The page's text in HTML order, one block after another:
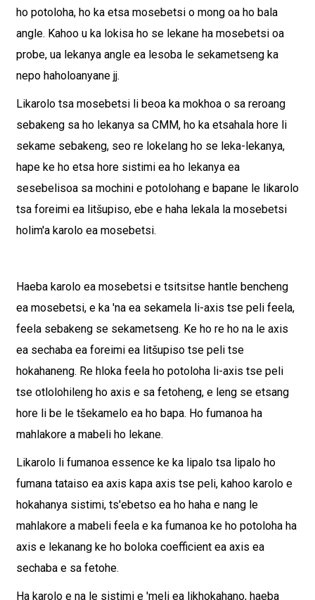
ho potoloha, ho ka etsa mosebetsi o mong oa ho bala
angle. Kahoo u ka lokisa ho se lekane ha mosebetsi oa
probe, ua lekanya angle ea lesoba le sekametseng ka
nepo haholoanyane jj.
Likarolo tsa mosebetsi li beoa ka mokhoa o sa reroang
sebakeng sa ho lekanya sa CMM, ho ka etsahala hore li
sekame sebakeng, seo re lokelang ho se leka-lekanya,
hape ke ho etsa hore sistimi ea ho lekanya ea
sesebelisoa sa mochini e potolohang e bapane le likarolo
tsa foreimi ea litšupiso, ebe e haha ​​​​lekala la mosebetsi
holim'a karolo ea mosebetsi.
Haeba karolo ea mosebetsi e tsitsitse hantle bencheng
ea mosebetsi, e ka 'na ea sekamela li-axis tse peli feela,
feela sebakeng se sekametseng. Ke ho re ho na le axis
ea sechaba ea foreimi ea litšupiso tse peli tse
hokahaneng. Re hloka feela ho potoloha li-axis tse peli
tse otlolohileng ho axis e sa fetoheng, e leng se etsang
hore li be le tšekamelo ea ho bapa. Ho fumanoa ha
mahlakore a mabeli ho lekane.
Likarolo li fumanoa essence ke ka lipalo tsa lipalo ho
fumana tataiso ea axis kapa axis tse peli, kahoo karolo e
hokahanya sistimi, ts'ebetso ea ho haha ​​​​e nang le
mahlakore a mabeli feela e ka fumanoa ke ho potoloha ha
axis e lekanang ke ho boloka coefficient ea axis ea
sechaba e sa fetohe.
Ha karolo e na le sistimi e 'meli ea likhokahano, haeba